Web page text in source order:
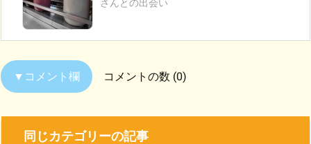
さんとの出会い
コメントの数 (0)
同じカテゴリーの記事